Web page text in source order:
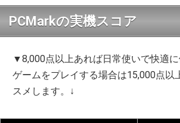
PCMarkの実機スコア
▼8,000点以上あれば日常使いで快適
ゲームをプレイする場合は15,000点以
スメします。↓